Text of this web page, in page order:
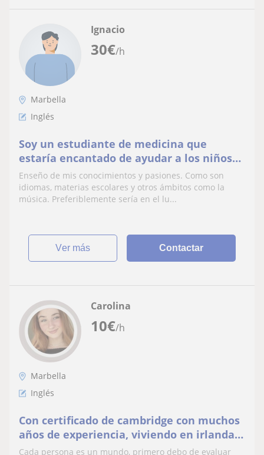
30€/h
Ignacio
Marbella
Inglés
Soy un estudiante de medicina que
estaría encantado de ayudar a los niños
aprender en un ambiente cómodo
Enseño de mis conocimientos y pasiones. Como son
idiomas, materias escolares y otros ámbitos como la
música. Preferiblemente sería en el lu...
ver más Contactar
10€/h
Carolina
Marbella
Inglés
Con certificado de cambridge con muchos
años de experiencia, viviendo en irlanda
polonia y un ingles usandolo al dia a dia
Cada persona es un mundo, primero debo de evaluar